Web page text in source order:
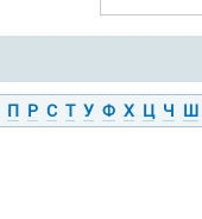
П Р С Т У Ф Х Ц Ч Ш